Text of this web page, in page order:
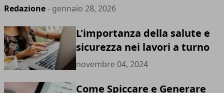
Redazione- gennaio 28, 2026
L'importanza della salute e
sicurezza nei lavori a turno
novembre 04, 2024
Come Spiccare e Generare